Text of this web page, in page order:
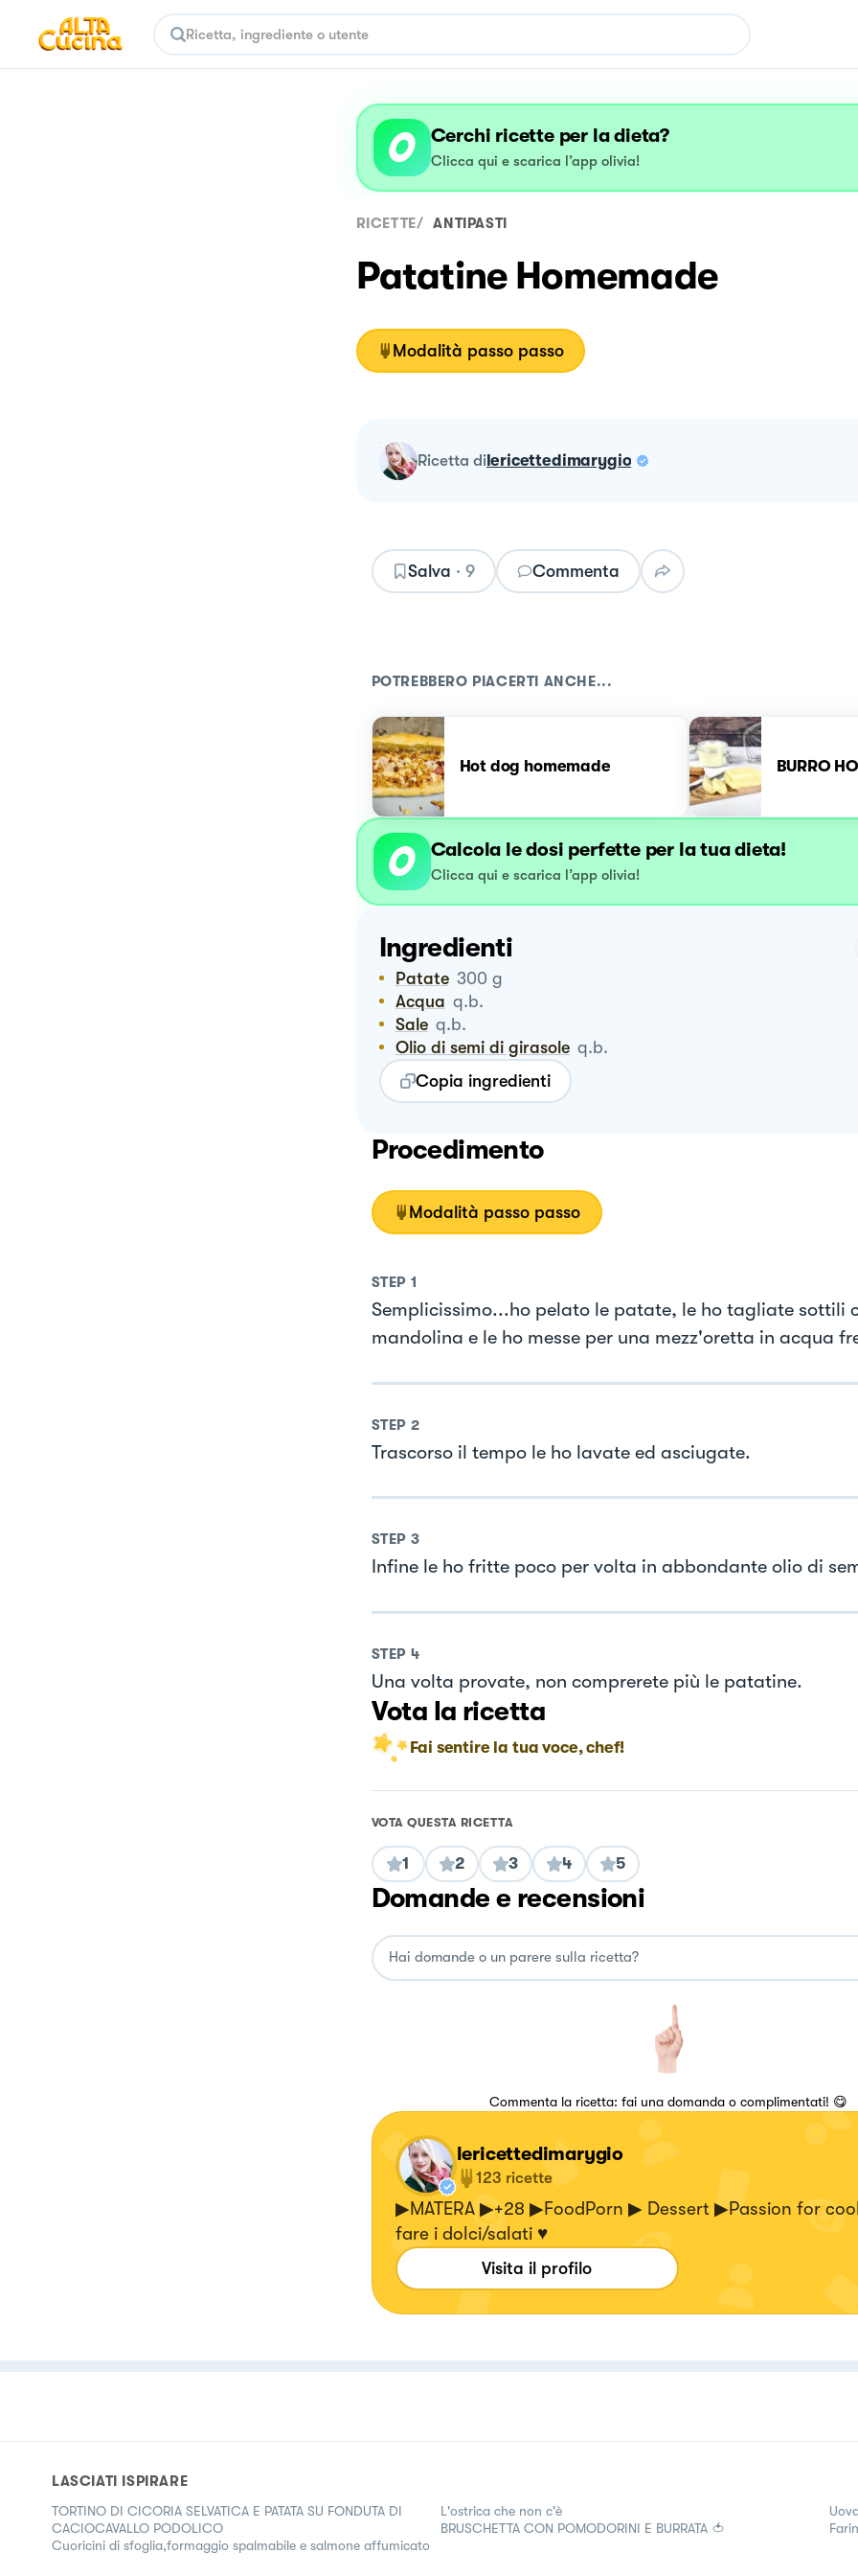
Cerchi ricette per la dieta?
Clicca qui e scarica l’app olivia!
RICETTE/ ANTIPASTI
Patatine Homemade
Modalità passo passo
ricetta dilericettedimarygio
Salva · 9 Commenta
POTREBBERO PIACERTI ANCHE...
Hot dog homemade BURRO
Calcola le dosi perfette per la tua dieta!
Clicca qui e scarica l’app olivia!
Ingredienti
Patate 300 g
Acqua q.b.
Sale q.b.
Olio di semi di girasole q.b.
Copia ingredienti
Procedimento
Modalità passo passo
STEP 1
Semplicissimo...ho pelato le patate, le ho tagliate sottili
mandolina e le ho messe per una mezz'oretta in acqua
STEP 2
Trascorso il tempo le ho lavate ed asciugate.
STEP 3
Infine le ho fritte poco per volta in abbondante olio di
STEP 4
Una volta provate, non comprerete più le patatine.
Vota la ricetta
Fai sentire la tua voce, chef!
VOTA QUESTA RICETTA
1 2 3 4 5
Domande e recensioni
Commenta la ricetta: fai una domanda o complimentati! 😋
lericettedimarygio
123 ricette
▶MATERA ▶+28 ▶FoodPorn ▶ Dessert ▶Passion for
fare i dolci/salati ♥
Visita il profilo
LASCIATI ISPIRARE
TORTINO DI CICORIA SELVATICA E PATATA SU FONDUTA DI
CACIOCAVALLO PODOLICO
Cuoricini di sfoglia,formaggio spalmabile e salmone affumicato
L'ostrica che non c'è
BRUSCHETTA CON POMODORINI E BURRATA 🍅